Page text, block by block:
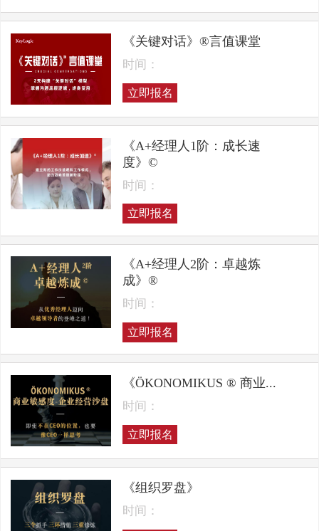
《关键对话》®言值课堂
时间：
立即报名
《A+经理人1阶：成长速
度》©
时间：
立即报名
《A+经理人2阶：卓越炼
成》®
时间：
立即报名
《ÖKONOMIKUS ® 商业...
时间：
立即报名
《组织罗盘》
时间：